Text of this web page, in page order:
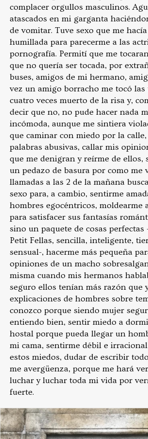
complacer orgullos masculinos.
atascados en mi garganta
de vomitar. Tuve sexo que me
humillada para parecerme a las
pornografía. Permití que me
que no quería ser tocada, por
buses, amigos de mi hermano,
vez un amigo borracho me tocó las
cuatro veces muerto de la risa y,
decir que no, no pude hacer nada
incómoda, aunque me sintiera
que caminar con miedo por la
palabras abusivas, callar mis
que me denigran y reírme de ellos,
un pedazo de basura por como me
llamadas a las 2 de la mañana
sexo para, a cambio, sentirme
hombres egocéntricos, moldearme
para satisfacer sus fantasías
sino un paquete de cosas perfectas
Petit Fellas, sencilla, inteligente,
sensual-, hacerme más pequeña
opiniones de un macho
misma cuando mis hermanos
seguro ellos tenían más razón que
explicaciones de hombres sobre
conozco porque siendo mujer
entiendo bien, sentir miedo a
hostal porque pueda llegar un
mi cama, sentirme débil e
estos miedos, dudar de escribir
me avergüenza, porque me hará
luchar y luchar toda mi vida por
fuerte.